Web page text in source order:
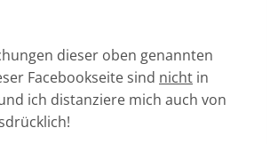
dieser oben genannten
Facebookseite sind nicht in
ich distanziere mich auch von